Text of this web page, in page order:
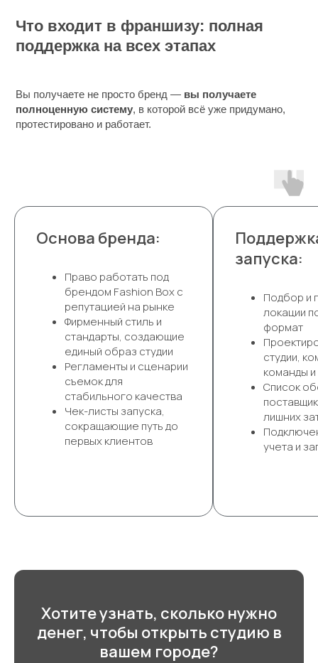
Что входит в франшизу: полная
поддержка на всех этапах
Вы получаете не просто бренд — вы получаете
полноценную систему, в которой всё уже придумано,
протестировано и работает.
Основа бренда:
Право работать под
брендом Fashion Box с
репутацией на рынке
Фирменный стиль и
стандарты, создающие
единый образ студии
Регламенты и сценарии
съемок для
стабильного качества
Чек-листы запуска,
сокращающие путь до
первых клиентов
запуска:
Подбор и
локации
формат
студии,
команды
Список
лишних
учета и
Хотите узнать, сколько нужно
денег, чтобы открыть студию в
вашем городе?